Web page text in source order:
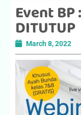
Event BP
DITUTUP
March 8, 2022